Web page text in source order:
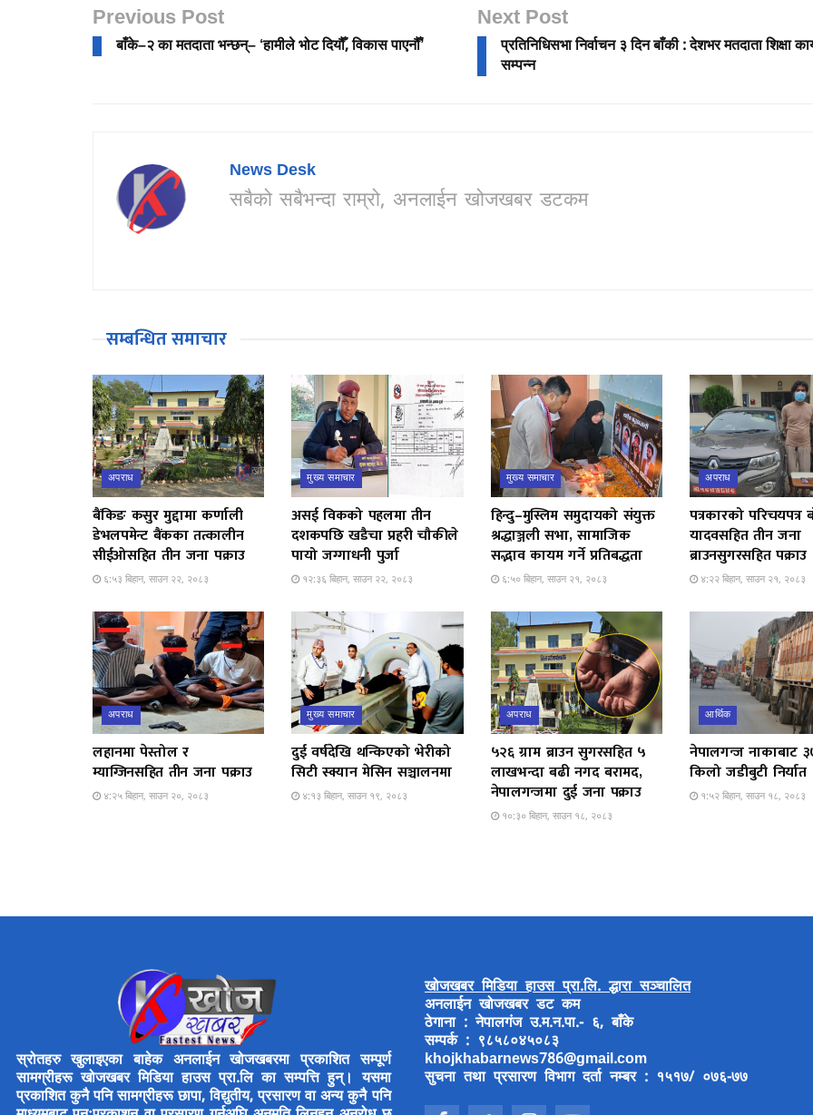
Previous Post
बाँके–२ का मतदाता भन्छन्– ‘हामीले भोट दियौँ, विकास पाएनौँ’
Next Post
प्रतिनिधिसभा निर्वाचन ३ दिन बाँकी : देशभर मतदाता शिक्षा
सम्पन्न
News Desk
सबैको सबैभन्दा राम्रो, अनलाईन खोजखबर डटकम
सम्बन्धित समाचार
अपराध
बैंकिङ कसुर मुद्दामा कर्णाली
डेभलपमेन्ट बैंकका तत्कालीन
सीईओसहित तीन जना पक्राउ
६:५३ बिहान, साउन २२, २०८३
मुख्य समाचार
असई विकको पहलमा तीन
दशकपछि खडैचा प्रहरी चौकीले
पायो जग्गाधनी पुर्जा
१२:३६ बिहान, साउन २२, २०८३
मुख्य समाचार
हिन्दु–मुस्लिम समुदायको संयुक्त
श्रद्धाञ्जली सभा, सामाजिक
सद्भाव कायम गर्ने प्रतिबद्धता
६:५० बिहान, साउन २१, २०८३
अपराध
पत्रकारको परिचयपत्र
यादवसहित तीन जना
ब्राउनसुगरसहित पक्राउ
४:२२ बिहान, साउन २१, २०८३
अपराध
लहानमा पेस्तोल र
म्याग्जिनसहित तीन जना पक्राउ
४:२५ बिहान, साउन २०, २०८३
मुख्य समाचार
दुई वर्षदेखि थन्किएको भेरीको
सिटी स्क्यान मेसिन सञ्चालनमा
४:१३ बिहान, साउन १९, २०८३
अपराध
५२६ ग्राम ब्राउन सुगरसहित ५
लाखभन्दा बढी नगद बरामद,
नेपालगन्जमा दुई जना पक्राउ
१०:३० बिहान, साउन १८, २०८३
आर्थिक
नेपालगन्ज नाकाबाट
किलो जडीबुटी निर्यात
१:५२ बिहान, साउन १८, २०८३
स्रोतहरु खुलाइएका बाहेक अनलाईन खोजखबरमा प्रकाशित सम्पूर्ण
सामग्रीहरू खोजखबर मिडिया हाउस प्रा.लि का सम्पत्ति हुन्। यसमा
प्रकाशित कुनै पनि सामग्रीहरू छापा, विद्युतीय, प्रसारण वा अन्य कुनै पनि
खोजखबर मिडिया हाउस प्रा.लि. द्धारा सञ्चालित
अनलाईन खोजखबर डट कम
ठेगाना : नेपालगंज उ.म.न.पा.- ६, बाँके
सम्पर्क : ९८५८०४५०८३
khojkhabarnews786@gmail.com
सुचना तथा प्रसारण विभाग दर्ता नम्बर : १५१७/ ०७६-७७